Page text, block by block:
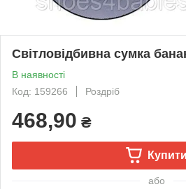
Світловідбивна сумка
В наявності
Код: 159266
Роздріб
468,90 ₴
Купити
або